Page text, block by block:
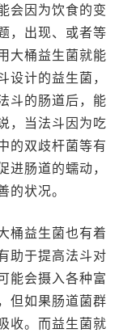
会因为饮食的变
，出现、或者等
大桶益生菌就能
计的益生菌，
斗的肠道后，能
，当法斗因为吃
的双歧杆菌等有
肠道的蠕动，
状况。
桶益生菌也有着
助于提高法斗对
能会摄入各种富
但如果肠道菌群
收。而益生菌就